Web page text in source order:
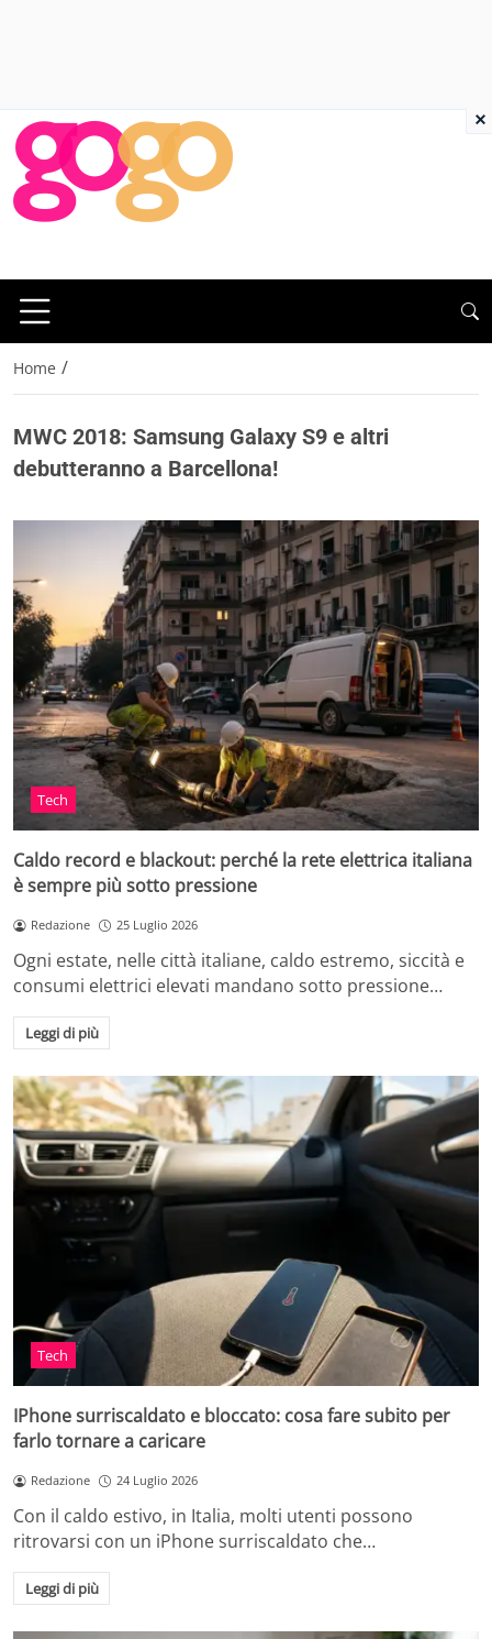
Home /
MWC 2018: Samsung Galaxy S9 e altri
debutteranno a Barcellona!
Tech
Caldo record e blackout: perché la rete elettrica italiana
è sempre più sotto pressione
Redazione 25 Luglio 2026
Ogni estate, nelle città italiane, caldo estremo, siccità e
consumi elettrici elevati mandano sotto pressione…
Leggi di più
Tech
IPhone surriscaldato e bloccato: cosa fare subito per
farlo tornare a caricare
Redazione 24 Luglio 2026
Con il caldo estivo, in Italia, molti utenti possono
ritrovarsi con un iPhone surriscaldato che…
Leggi di più
×